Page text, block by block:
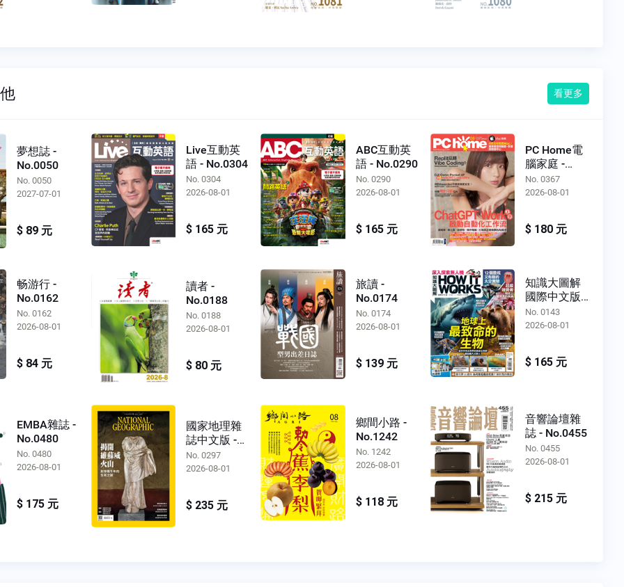
看更多
夢想誌 -
No.0050
No. 0050
2027-07-01
$ 89 元
Live互動英
語 - No.0304
No. 0304
2026-08-01
$ 165 元
ABC互動英
語 - No.0290
No. 0290
2026-08-01
$ 165 元
PC Home電
腦家庭 -
No.0367
No. 0367
2026-08-01
$ 180 元
畅游行 -
No.0162
No. 0162
2026-08-01
$ 84 元
讀者 -
No.0188
No. 0188
2026-08-01
$ 80 元
旅讀 -
No.0174
No. 0174
2026-08-01
$ 139 元
知識大圖解
國際中文版 -
No.0143
No. 0143
2026-08-01
$ 165 元
EMBA雜誌 -
No.0480
No. 0480
2026-08-01
$ 175 元
國家地理雜
誌中文版 -
No.0297
No. 0297
2026-08-01
$ 235 元
鄉間小路 -
No.1242
No. 1242
2026-08-01
$ 118 元
音響論壇雜
誌 - No.0455
No. 0455
2026-08-01
$ 215 元